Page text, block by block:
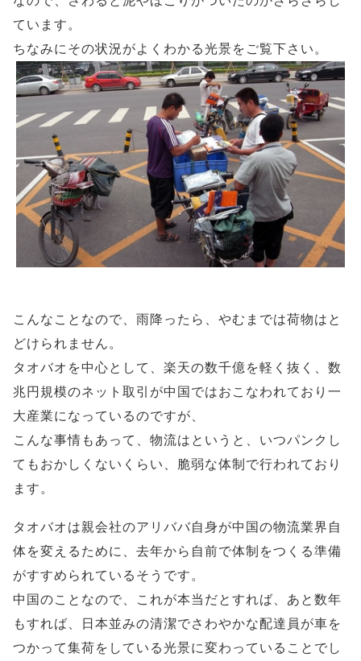
ています。
ちなみにその状況がよくわかる光景をご覧下さい。
こんなことなので、雨降ったら、やむまでは荷物はと
どけられません。
タオバオを中心として、楽天の数千億を軽く抜く、数
兆円規模のネット取引が中国ではおこなわれており一
大産業になっているのですが、
こんな事情もあって、物流はというと、いつパンクし
てもおかしくないくらい、脆弱な体制で行われており
ます。
タオバオは親会社のアリババ自身が中国の物流業界自
体を変えるために、去年から自前で体制をつくる準備
がすすめられているそうです。
中国のことなので、これが本当だとすれば、あと数年
もすれば、日本並みの清潔でさわやかな配達員が車を
つかって集荷をしている光景に変わっていることでし